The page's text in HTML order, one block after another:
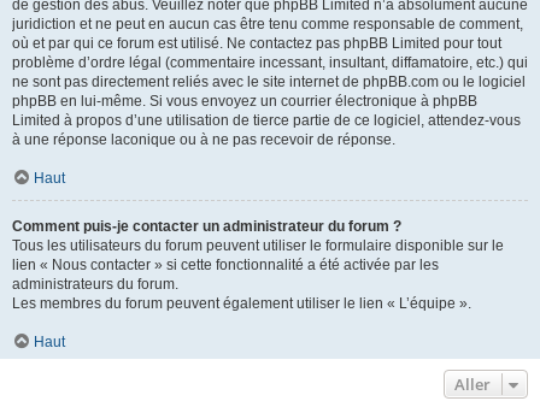
de gestion des abus. Veuillez noter que phpBB Limited n’a absolument aucune
juridiction et ne peut en aucun cas être tenu comme responsable de comment,
où et par qui ce forum est utilisé. Ne contactez pas phpBB Limited pour tout
problème d’ordre légal (commentaire incessant, insultant, diffamatoire, etc.) qui
ne sont pas directement reliés avec le site internet de phpBB.com ou le logiciel
phpBB en lui-même. Si vous envoyez un courrier électronique à phpBB
Limited à propos d’une utilisation de tierce partie de ce logiciel, attendez-vous
à une réponse laconique ou à ne pas recevoir de réponse.
Haut
Comment puis-je contacter un administrateur du forum ?
Tous les utilisateurs du forum peuvent utiliser le formulaire disponible sur le
lien « Nous contacter » si cette fonctionnalité a été activée par les
administrateurs du forum.
Les membres du forum peuvent également utiliser le lien « L’équipe ».
Haut
Aller